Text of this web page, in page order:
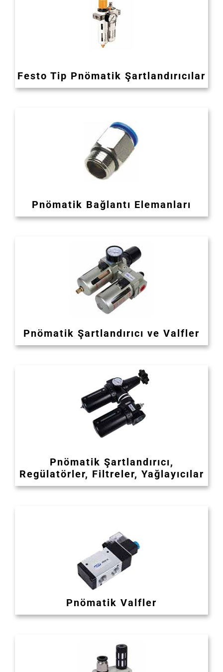
Festo Tip Pnömatik Şartlandırıcılar
Pnömatik Bağlantı Elemanları
Pnömatik Şartlandırıcı ve Valfler
Pnömatik Şartlandırıcı,
Regülatörler, Filtreler, Yağlayıcılar
Pnömatik Valfler